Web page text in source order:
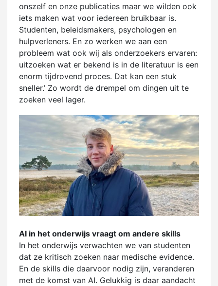
onszelf en onze publicaties maar we wilden ook
iets maken wat voor iedereen bruikbaar is.
Studenten, beleidsmakers, psychologen en
hulpverleners. En zo werken we aan een
probleem wat ook wij als onderzoekers ervaren:
uitzoeken wat er bekend is in de literatuur is een
enorm tijdrovend proces. Dat kan een stuk
sneller.’ Zo wordt de drempel om dingen uit te
zoeken veel lager.
AI in het onderwijs vraagt om andere skills
In het onderwijs verwachten we van studenten
dat ze kritisch zoeken naar medische evidence.
En de skills die daarvoor nodig zijn, veranderen
met de komst van AI. Gelukkig is daar aandacht